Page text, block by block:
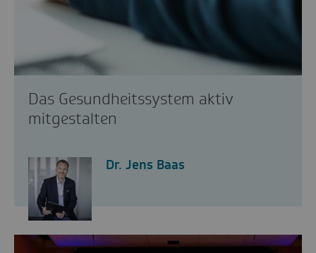
Das Gesundheitssystem aktiv
mitgestalten
Dr. Jens Baas